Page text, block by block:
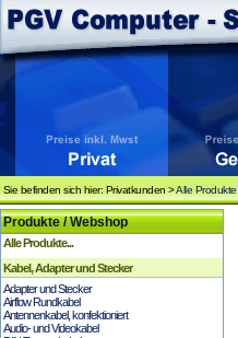
Sie befinden sich hier: Privatkunden >Alle Produkte
Produkte / Webshop
Alle Produkte...
Kabel, Adapter und Stecker
Adapter und Stecker
Airflow Rundkabel
Antennenkabel, konfektioniert
Audio- und Videokabel